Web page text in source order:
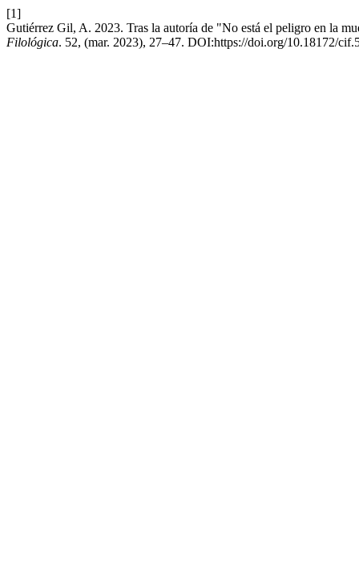
[1]
Gutiérrez Gil, A. 2023. Tras la autoría de "No está el peligro en la
Filológica. 52, (mar. 2023), 27–47. DOI:https://doi.org/10.18172/